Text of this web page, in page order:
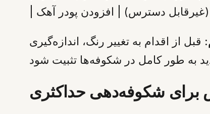
قبل از اقدام به تغییر رنگ، اندازه‌گیری pH خاک ضروری است. این فرآیند باید تدریجی انجام شود تا گیاه دچار شوک نشود و
برای شکوفه‌دهی حداکثری